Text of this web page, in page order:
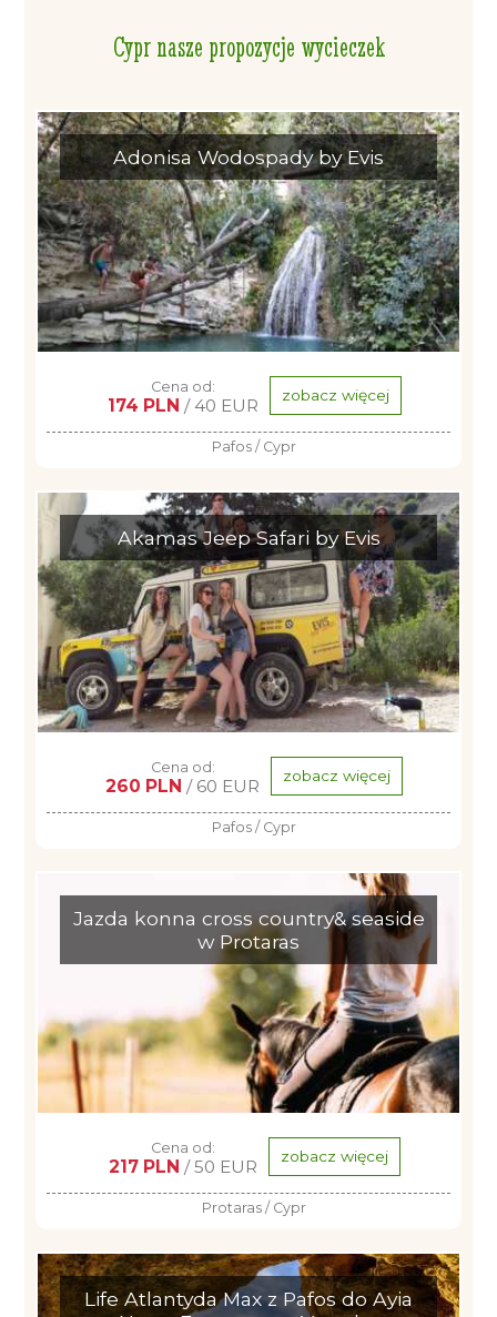
Cypr nasze propozycje wycieczek
Adonisa Wodospady by Evis
Cena od:
174 PLN / 40 EUR zobacz więcej
Pafos / Cypr
Akamas Jeep Safari by Evis
Cena od:
260 PLN / 60 EUR zobacz więcej
Pafos / Cypr
Jazda konna cross country& seaside
w Protaras
Cena od:
217 PLN / 50 EUR zobacz więcej
Protaras / Cypr
Life Atlantyda Max z Pafos do Ayia